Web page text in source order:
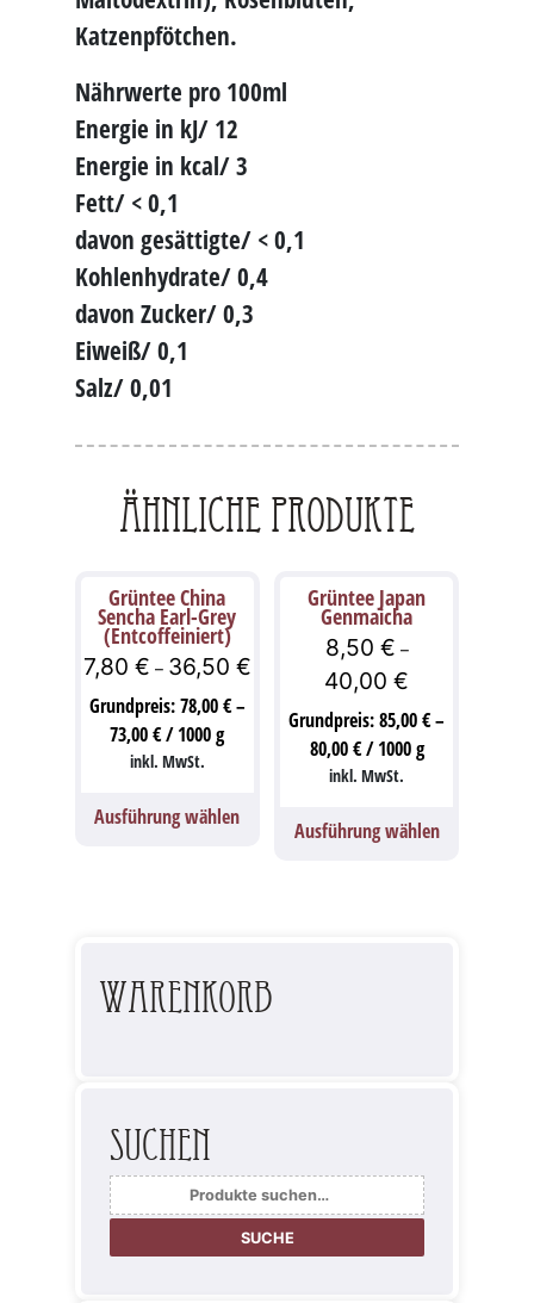
Katzenpfötchen.
Nährwerte pro 100ml
Energie in kJ/ 12
Energie in kcal/ 3
Fett/ < 0,1
davon gesättigte/ < 0,1
Kohlenhydrate/ 0,4
davon Zucker/ 0,3
Eiweiß/ 0,1
Salz/ 0,01
Ähnliche Produkte
Grüntee China
Sencha Earl-Grey
(Entcoffeiniert)
7,80 € – 36,50 €
Grundpreis:78,00€–
73,00€/1000g
inkl. MwSt.
Ausführung wählen
Grüntee Japan
Genmaicha
8,50 € –
40,00€
Grundpreis:85,00€–
80,00€/1000g
inkl. MwSt.
Ausführung wählen
Warenkorb
Suchen
Suche
nach:
SUCHE